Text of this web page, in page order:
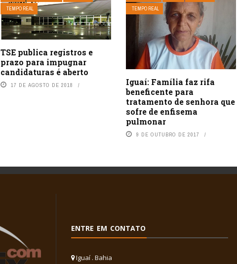
TEMPO REAL
TSE publica registros e
prazo para impugnar
candidaturas é aberto
17 DE AGOSTO DE 2018
TEMPO REAL
Iguaí: Família faz rifa
beneficente para
tratamento de senhora que
sofre de enfisema
pulmonar
9 DE OUTUBRO DE 2017
ENTRE EM CONTATO
Iguaí . Bahia